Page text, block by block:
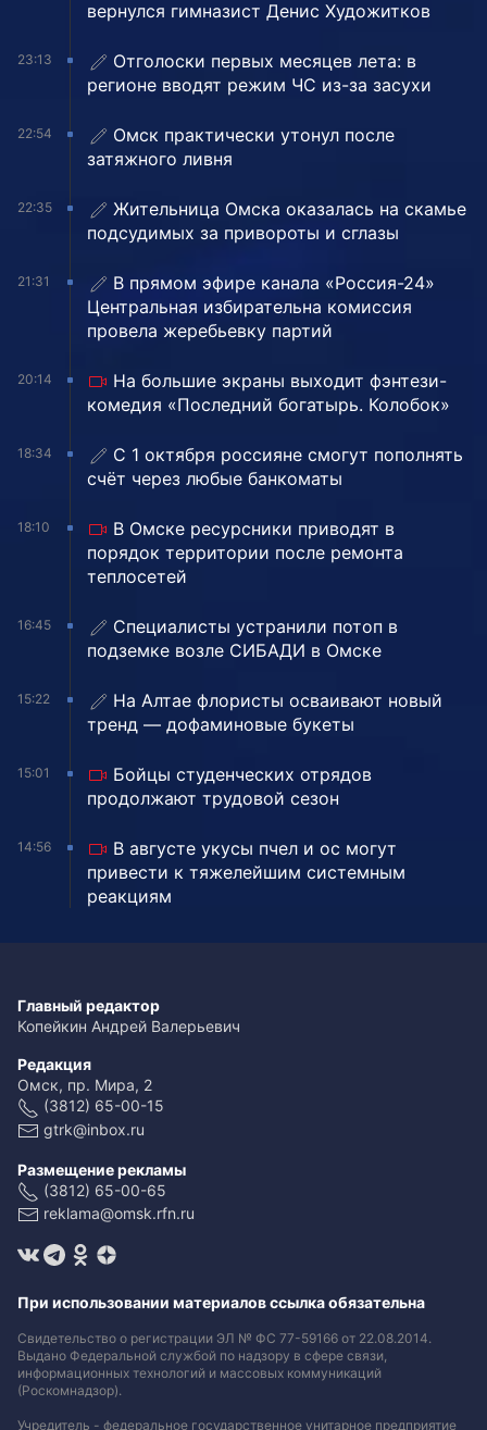
вернулся гимназист Денис Художитков
23:13
Отголоски первых месяцев лета: в
регионе вводят режим ЧС из-за засухи
22:54
Омск практически утонул после
затяжного ливня
22:35
Жительница Омска оказалась на скамье
подсудимых за привороты и сглазы
21:31
В прямом эфире канала «Россия-24»
Центральная избирательна комиссия
провела жеребьевку партий
20:14
На большие экраны выходит фэнтези-
комедия «Последний богатырь. Колобок»
18:34
С 1 октября россияне смогут пополнять
счёт через любые банкоматы
18:10
В Омске ресурсники приводят в
порядок территории после ремонта
теплосетей
16:45
Специалисты устранили потоп в
подземке возле СИБАДИ в Омске
15:22
На Алтае флористы осваивают новый
тренд — дофаминовые букеты
15:01
Бойцы студенческих отрядов
продолжают трудовой сезон
14:56
В августе укусы пчел и ос могут
привести к тяжелейшим системным
реакциям
Главный редактор
Копейкин Андрей Валерьевич
Редакция
Омск, пр. Мира, 2
(3812) 65-00-15
gtrk@inbox.ru
Размещение рекламы
(3812) 65-00-65
reklama@omsk.rfn.ru
При использовании материалов ссылка обязательна
Свидетельство о регистрации ЭЛ № ФС 77-59166 от 22.08.2014.
Выдано Федеральной службой по надзору в сфере связи,
информационных технологий и массовых коммуникаций
(Роскомнадзор).
Учредитель - федеральное государственное унитарное предприятие